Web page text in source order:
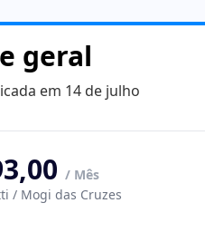
geral
em 14 de julho
/ Mês
/ Mogi das Cruzes